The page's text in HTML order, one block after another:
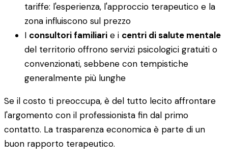
tariffe: l'esperienza, l'approccio terapeutico e la
zona influiscono sul prezzo
I consultori familiari e i centri di salute mentale
del territorio offrono servizi psicologici gratuiti o
convenzionati, sebbene con tempistiche
generalmente più lunghe
Se il costo ti preoccupa, è del tutto lecito affrontare
l'argomento con il professionista fin dal primo
contatto. La trasparenza economica è parte di un
buon rapporto terapeutico.